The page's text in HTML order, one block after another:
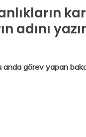
görev yapan